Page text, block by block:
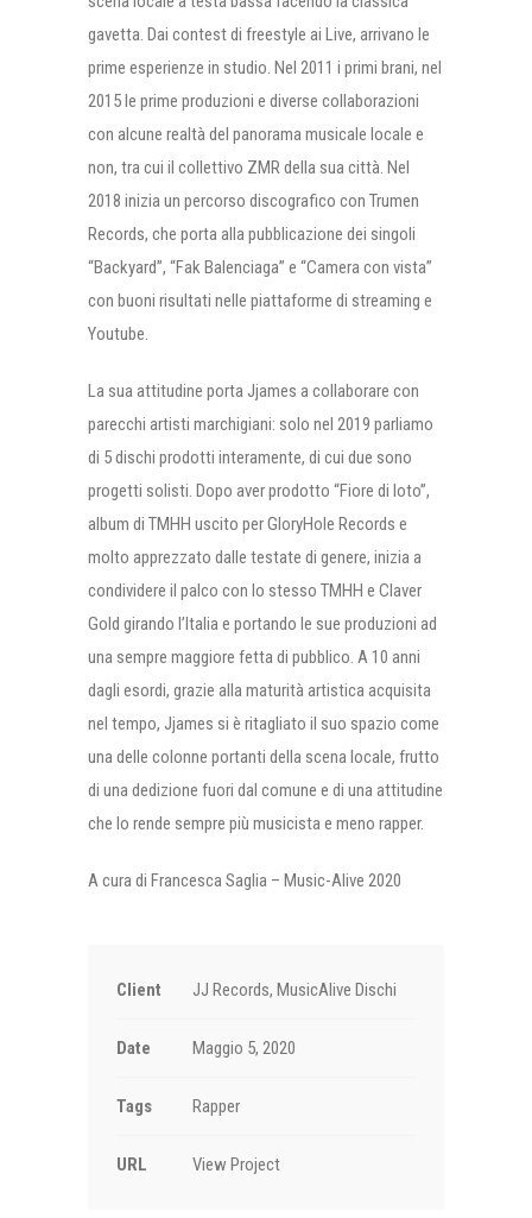
gavetta. Dai contest di freestyle ai Live, arrivano le
prime esperienze in studio. Nel 2011 i primi brani, nel
2015 le prime produzioni e diverse collaborazioni
con alcune realtà del panorama musicale locale e
non, tra cui il collettivo ZMR della sua città. Nel
2018 inizia un percorso discografico con Trumen
Records, che porta alla pubblicazione dei singoli
“Backyard”, “Fak Balenciaga” e “Camera con vista”
con buoni risultati nelle piattaforme di streaming e
Youtube.
La sua attitudine porta Jjames a collaborare con
parecchi artisti marchigiani: solo nel 2019 parliamo
di 5 dischi prodotti interamente, di cui due sono
progetti solisti. Dopo aver prodotto “Fiore di loto”,
album di TMHH uscito per GloryHole Records e
molto apprezzato dalle testate di genere, inizia a
condividere il palco con lo stesso TMHH e Claver
Gold girando l’Italia e portando le sue produzioni ad
una sempre maggiore fetta di pubblico. A 10 anni
dagli esordi, grazie alla maturità artistica acquisita
nel tempo, Jjames si è ritagliato il suo spazio come
una delle colonne portanti della scena locale, frutto
di una dedizione fuori dal comune e di una attitudine
che lo rende sempre più musicista e meno rapper.
A cura di Francesca Saglia – Music-Alive 2020
Client JJ Records, MusicAlive Dischi
Date Maggio 5, 2020
Tags Rapper
URL View Project